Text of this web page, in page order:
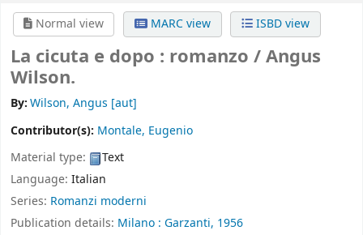
Normal view
MARC view ISBD view
La cicuta e dopo : romanzo /Angus
Wilson.
By:Wilson, Angus [aut]
Contributor(s): Montale, Eugenio
Material type:
Text
Language: Italian
Series: Romanzi moderni
Publication details: Milano : Garzanti, 1956